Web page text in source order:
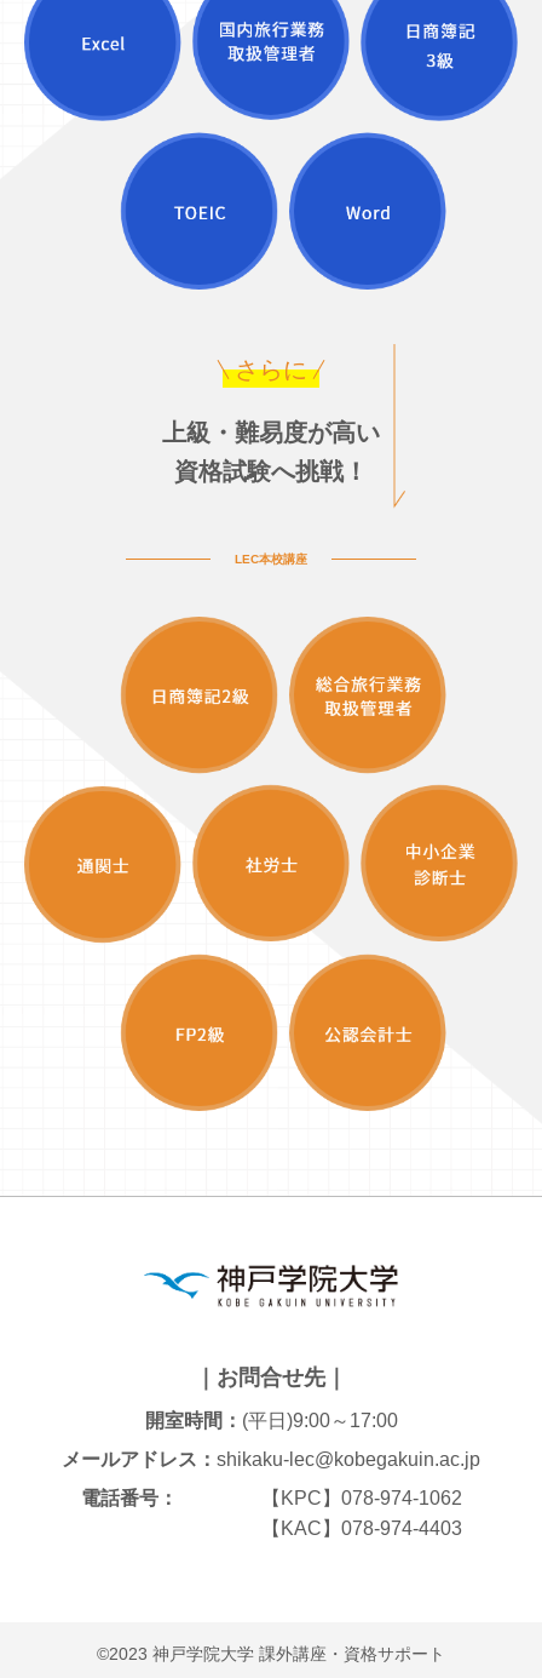
さらに
上級・難易度が高い
資格試験へ挑戦！
LEC本校講座
｜お問合せ先｜
開室時間： (平日)9:00～17:00
メールアドレス： shikaku-lec@kobegakuin.ac.jp
電話番号：
【KPC】078-974-1062
【KAC】078-974-4403
©2023 神戸学院大学 課外講座・資格サポート